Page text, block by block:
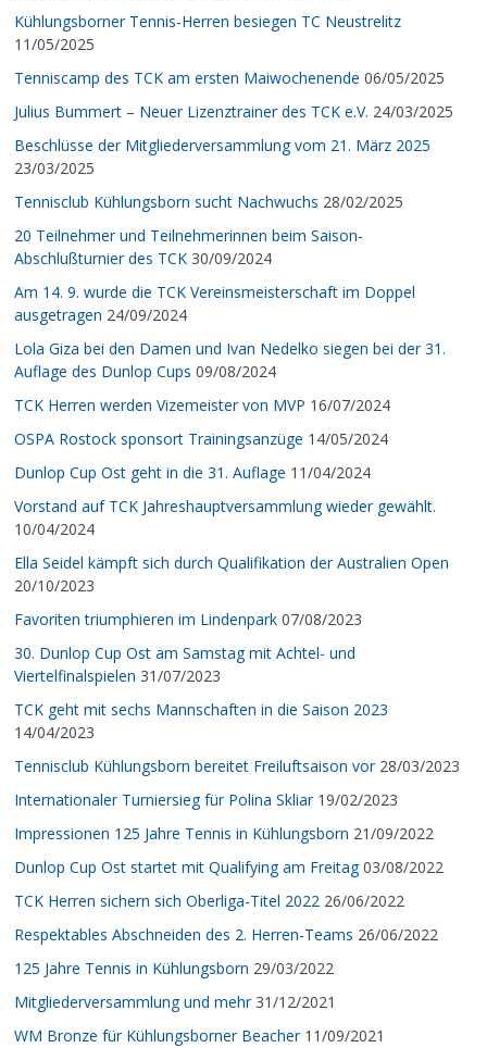
Kühlungsborner Tennis-Herren besiegen TC Neustrelitz
11/05/2025
Tenniscamp des TCK am ersten Maiwochenende 06/05/2025
Julius Bummert – Neuer Lizenztrainer des TCK e.V. 24/03/2025
Beschlüsse der Mitgliederversammlung vom 21. März 2025
23/03/2025
Tennisclub Kühlungsborn sucht Nachwuchs 28/02/2025
20 Teilnehmer und Teilnehmerinnen beim Saison-
Abschlußturnier des TCK 30/09/2024
Am 14. 9. wurde die TCK Vereinsmeisterschaft im Doppel
ausgetragen 24/09/2024
Lola Giza bei den Damen und Ivan Nedelko siegen bei der 31.
Auflage des Dunlop Cups 09/08/2024
TCK Herren werden Vizemeister von MVP 16/07/2024
OSPA Rostock sponsort Trainingsanzüge 14/05/2024
Dunlop Cup Ost geht in die 31. Auflage 11/04/2024
Vorstand auf TCK Jahreshauptversammlung wieder gewählt.
10/04/2024
Ella Seidel kämpft sich durch Qualifikation der Australien Open
20/10/2023
Favoriten triumphieren im Lindenpark 07/08/2023
30. Dunlop Cup Ost am Samstag mit Achtel- und
Viertelfinalspielen 31/07/2023
TCK geht mit sechs Mannschaften in die Saison 2023
14/04/2023
Tennisclub Kühlungsborn bereitet Freiluftsaison vor 28/03/2023
Internationaler Turniersieg für Polina Skliar 19/02/2023
Impressionen 125 Jahre Tennis in Kühlungsborn 21/09/2022
Dunlop Cup Ost startet mit Qualifying am Freitag 03/08/2022
TCK Herren sichern sich Oberliga-Titel 2022 26/06/2022
Respektables Abschneiden des 2. Herren-Teams 26/06/2022
125 Jahre Tennis in Kühlungsborn 29/03/2022
Mitgliederversammlung und mehr 31/12/2021
WM Bronze für Kühlungsborner Beacher 11/09/2021